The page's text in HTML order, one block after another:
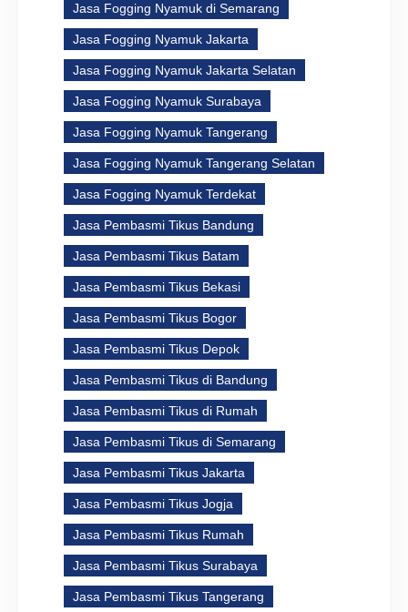
Jasa Fogging Nyamuk di Semarang
Jasa Fogging Nyamuk Jakarta
Jasa Fogging Nyamuk Jakarta Selatan
Jasa Fogging Nyamuk Surabaya
Jasa Fogging Nyamuk Tangerang
Jasa Fogging Nyamuk Tangerang Selatan
Jasa Fogging Nyamuk Terdekat
Jasa Pembasmi Tikus Bandung
Jasa Pembasmi Tikus Batam
Jasa Pembasmi Tikus Bekasi
Jasa Pembasmi Tikus Bogor
Jasa Pembasmi Tikus Depok
Jasa Pembasmi Tikus di Bandung
Jasa Pembasmi Tikus di Rumah
Jasa Pembasmi Tikus di Semarang
Jasa Pembasmi Tikus Jakarta
Jasa Pembasmi Tikus Jogja
Jasa Pembasmi Tikus Rumah
Jasa Pembasmi Tikus Surabaya
Jasa Pembasmi Tikus Tangerang